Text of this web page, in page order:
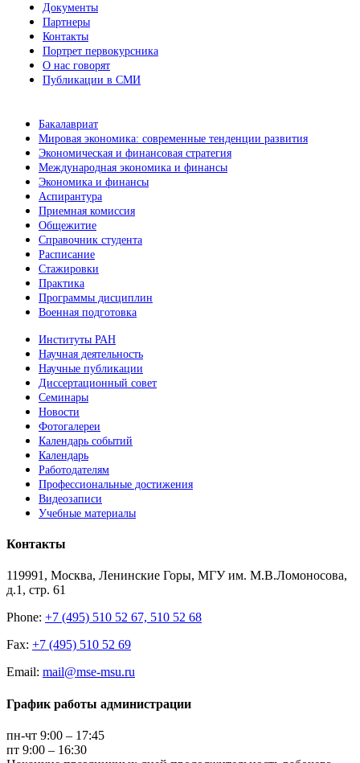
Документы
Партнеры
Контакты
Портрет первокурсника
О нас говорят
Публикации в СМИ
Бакалавриат
Мировая экономика: современные тенденции развития
Экономическая и финансовая стратегия
Международная экономика и финансы
Экономика и финансы
Аспирантура
Приемная комиссия
Общежитие
Справочник студента
Расписание
Стажировки
Практика
Программы дисциплин
Военная подготовка
Институты РАН
Научная деятельность
Научные публикации
Диссертационный совет
Семинары
Новости
Фотогалереи
Календарь событий
Календарь
Работодателям
Профессиональные достижения
Видеозаписи
Учебные материалы
Контакты
119991, Москва, Ленинские Горы, МГУ им. М.В.Ломоносова,
д.1, стр. 61
Phone: +7 (495) 510 52 67, 510 52 68
Fax: +7 (495) 510 52 69
Email: mail@mse-msu.ru
График работы администрации
пн-чт 9:00 – 17:45
пт 9:00 – 16:30